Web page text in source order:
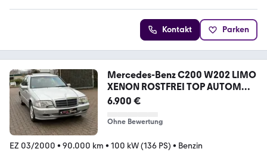
Kontakt Parken
Mercedes-Benz C200 W202 LIMO
XENON ROSTFREI TOP AUTOM
PDC
6.900 €
Ohne Bewertung
EZ 03/2000 • 90.000 km • 100 kW (136 PS) • Benzin